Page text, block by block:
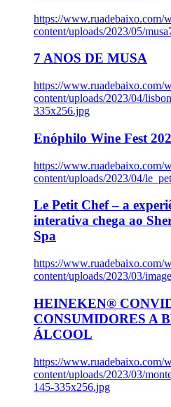
https://www.ruadebaixo.com/
content/uploads/2023/05/
7 ANOS DE MUSA
https://www.ruadebaixo.com/
content/uploads/2023/04/
335x256.jpg
Enóphilo Wine Fest
https://www.ruadebaixo.com/
content/uploads/2023/04/
Le Petit Chef – a
interativa chega ao
Spa
https://www.ruadebaixo.com/
content/uploads/2023/03/
HEINEKEN®
CONSUMIDORES A
ÁLCOOL
https://www.ruadebaixo.com/
content/uploads/2023/03/
145-335x256.jpg